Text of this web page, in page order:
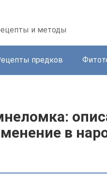
и методы
предков
в